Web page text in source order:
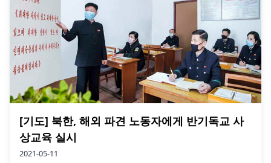
[기도] 북한, 해외 파견 노동자에게 반기독교 사
상교육 실시
2021-05-11